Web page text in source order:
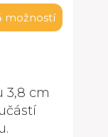
možností
3,8 cm